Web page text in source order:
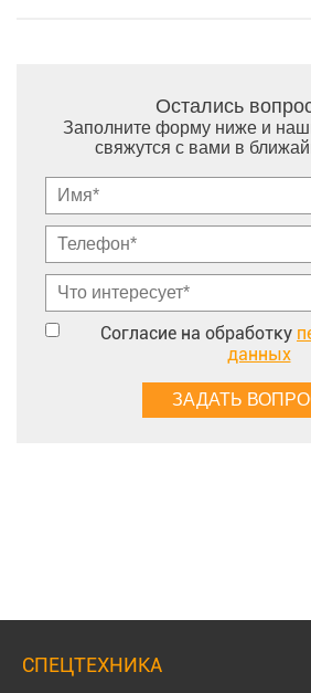
Остались
Заполните форму ниже и
свяжутся с вами в
Согласие на обработку
данных
СПЕЦТЕХНИКА